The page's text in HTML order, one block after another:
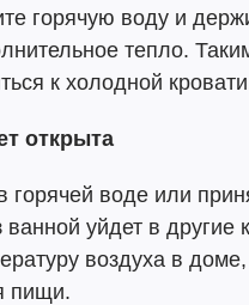
горячую воду и
тепло.
к холодной
открыта
горячей воде или
ванной уйдет в другие
воздуха в
пищи.